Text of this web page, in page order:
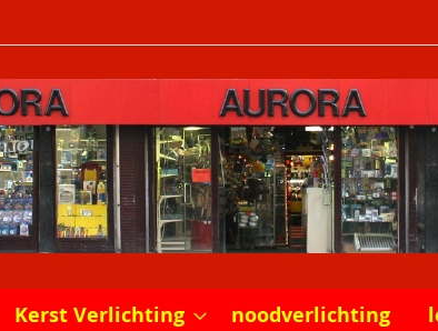
Kerst Verlichting noodverlichting